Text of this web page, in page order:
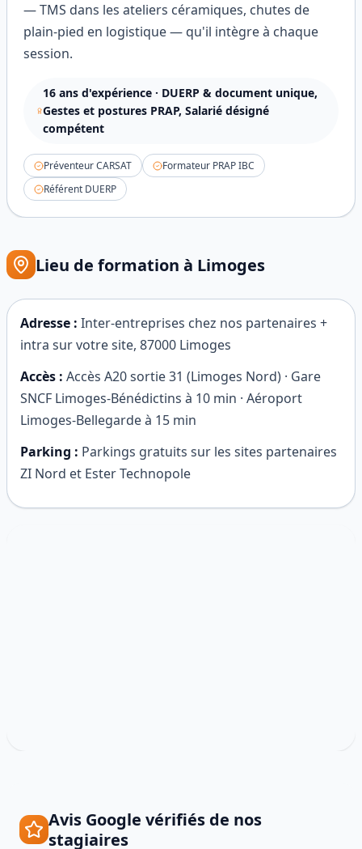
— TMS dans les ateliers céramiques, chutes de
plain-pied en logistique — qu'il intègre à chaque
session.
16ans d'expérience · DUERP & document unique,
Gestes et postures PRAP, Salarié désigné
compétent
Préventeur CARSAT
Formateur PRAP IBC
Référent DUERP
Lieu de formation à Limoges
Adresse : Inter-entreprises chez nos partenaires +
intra sur votre site, 87000 Limoges
Accès : Accès A20 sortie 31 (Limoges Nord) · Gare
SNCF Limoges-Bénédictins à 10 min · Aéroport
Limoges-Bellegarde à 15 min
Parking : Parkings gratuits sur les sites partenaires
ZI Nord et Ester Technopole
Avis Google vérifiés de nos
stagiaires